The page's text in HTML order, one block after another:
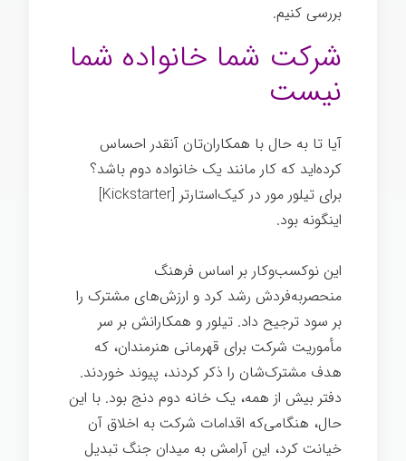
بررسی کنیم.
شرکت شما خانواده شما
نیست
آیا تا به حال با همکاران‌تان آنقدر احساس
کرده‌اید که کار مانند یک خانواده دوم باشد؟
برای تیلور مور در کیک‌استارتر [Kickstarter]
اینگونه بود.
این نوکسب‌وکار بر اساس فرهنگ
منحصربه‌فردش رشد کرد و ارزش‌های مشترک را
بر سود ترجیح داد. تیلور و همکارانش بر سر
مأموریت شرکت برای قهرمانی هنرمندان، که
هدف مشترک‌شان را ذکر کردند، پیوند خوردند.
دفتر بیش از همه، یک خانه دوم دنج بود. با این
حال، هنگامی‌که اقدامات شرکت به اخلاق آن
خیانت کرد، این آرامش به میدان جنگ تبدیل